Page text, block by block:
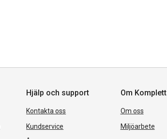
Hjälp och support
Kontakta oss
Kundservice
Om Komplett
Om oss
Miljöarbete